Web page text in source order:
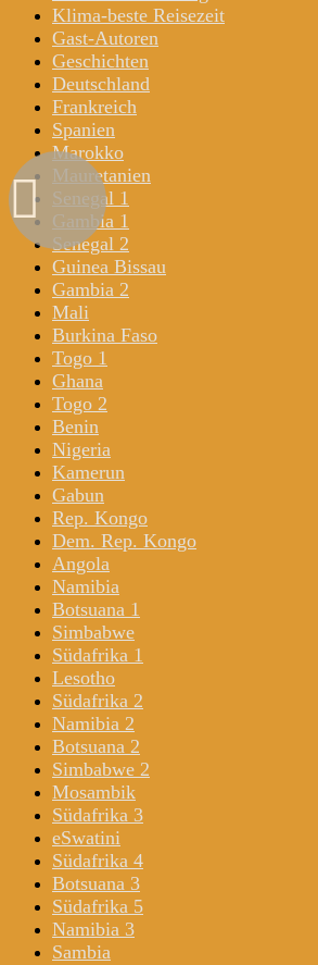
Klima-beste Reisezeit
Gast-Autoren
Geschichten
Deutschland
Frankreich
Spanien
Marokko
Mauretanien
Senegal 1
Gambia 1
Senegal 2
Guinea Bissau
Gambia 2
Mali
Burkina Faso
Togo 1
Ghana
Togo 2
Benin
Nigeria
Kamerun
Gabun
Rep. Kongo
Dem. Rep. Kongo
Angola
Namibia
Botsuana 1
Simbabwe
Südafrika 1
Lesotho
Südafrika 2
Namibia 2
Botsuana 2
Simbabwe 2
Mosambik
Südafrika 3
eSwatini
Südafrika 4
Botsuana 3
Südafrika 5
Namibia 3
Sambia